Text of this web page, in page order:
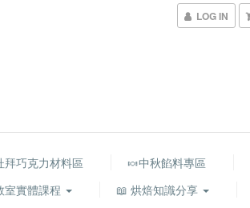
LOG IN
拜巧克力材料區 🍬中秋餡料專區
室實體課程 📖 烘焙知識分享